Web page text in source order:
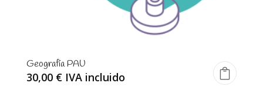
Geografía PAU
30,00 € IVA incluido